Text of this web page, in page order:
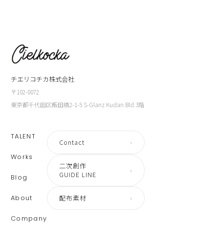
チエリコチカ株式会社
〒102-0072
東京都千代田区飯田橋2-1-5 S-Glanz Kudan Bld.3階
TALENT
Works
Blog
About
Company
Contact ›
二次創作
GUIDE LINE
›
配布素材 ›